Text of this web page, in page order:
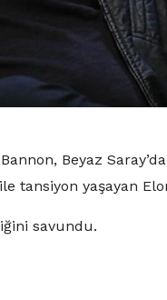
Beyaz
yaşayan
savundu.